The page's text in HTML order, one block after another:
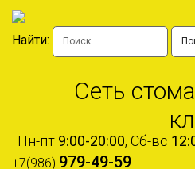
Найти:
Сеть
Пн-пт 9:00-20:00, Сб-вс
+7(986) 979-49-59